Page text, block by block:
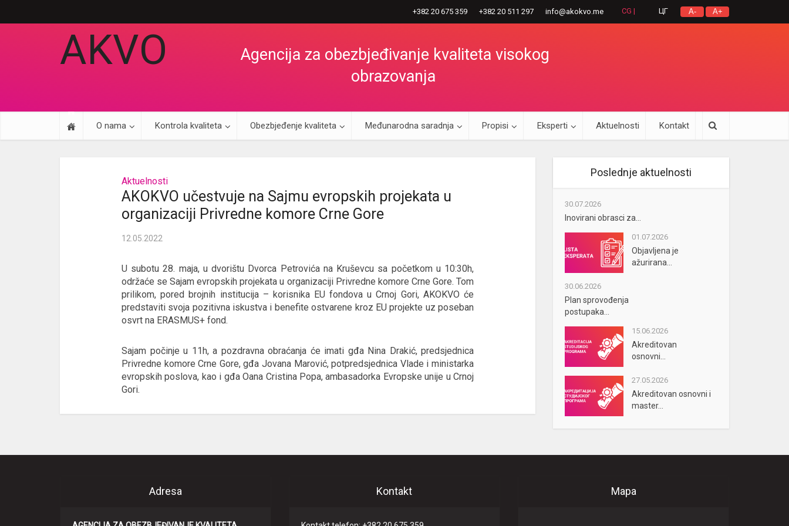
A- A+
+382 20 675 359 +382 20 511 297 info@akokvo.me CG | ЦГ
AKVO
Agencija za obezbjeđivanje kvaliteta visokog
obrazovanja
O nama Kontrola kvaliteta Obezbjeđenje kvaliteta Međunarodna saradnja Propisi Eksperti Aktuelnosti Kontakt
Aktuelnosti
AKOKVO učestvuje na Sajmu evropskih projekata u
organizaciji Privredne komore Crne Gore
12.05.2022
U subotu 28. maja, u dvorištu Dvorca Petrovića na Kruševcu sa početkom u 10:30h,
održaće se Sajam evropskih projekata u organizaciji Privredne komore Crne Gore. Tom
prilikom, pored brojnih institucija – korisnika EU fondova u Crnoj Gori, AKOKVO će
predstaviti svoja pozitivna iskustva i benefite ostvarene kroz EU projekte uz poseban
osvrt na ERASMUS+ fond.
Sajam počinje u 11h, a pozdravna obraćanja će imati gđa Nina Drakić, predsjednica
Privredne komore Crne Gore, gđa Jovana Marović, potpredsjednica Vlade i ministarka
evropskih poslova, kao i gđa Oana Cristina Popa, ambasadorka Evropske unije u Crnoj
Gori.
Poslednje aktuelnosti
30.07.2026
Inovirani obrasci za...
01.07.2026
Objavljena je
ažurirana...
30.06.2026
Plan sprovođenja
postupaka...
15.06.2026
Akreditovan
osnovni...
27.05.2026
Akreditovan osnovni i
master...
Adresa Kontakt Mapa